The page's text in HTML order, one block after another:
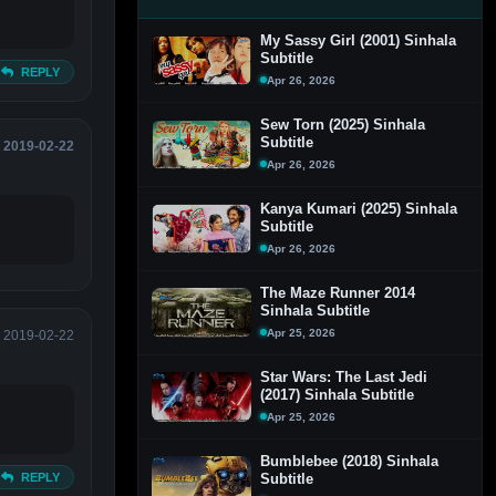
REPLY
2019-02-22
2019-02-22
REPLY
My Sassy Girl (2001) Sinhala
Subtitle
Apr 26, 2026
Sew Torn (2025) Sinhala
Subtitle
Apr 26, 2026
Kanya Kumari (2025) Sinhala
Subtitle
Apr 26, 2026
The Maze Runner 2014
Sinhala Subtitle
Apr 25, 2026
Star Wars: The Last Jedi
(2017) Sinhala Subtitle
Apr 25, 2026
Bumblebee (2018) Sinhala
Subtitle